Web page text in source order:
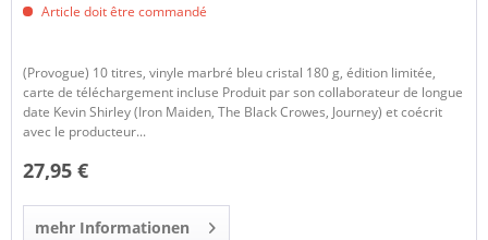
Article doit être commandé
(Provogue) 10 titres, vinyle marbré bleu cristal 180 g, édition limitée,
carte de téléchargement incluse Produit par son collaborateur de longue
date Kevin Shirley (Iron Maiden, The Black Crowes, Journey) et coécrit
avec le producteur...
27,95 €
mehr Informationen